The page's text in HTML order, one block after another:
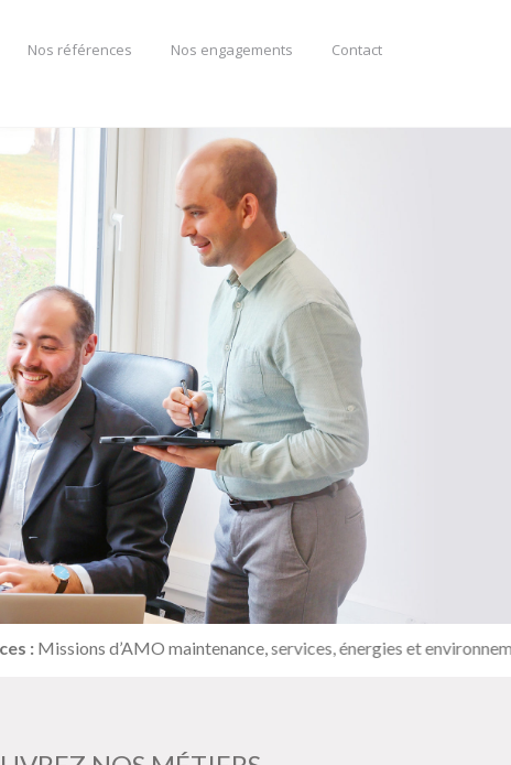
Nos références Nos engagements Contact
d’AMO maintenance, services, énergies et environnement -